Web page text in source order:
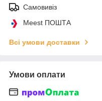
Самовивіз
Meest ПОШТА
Всі умови доставки
Умови оплати